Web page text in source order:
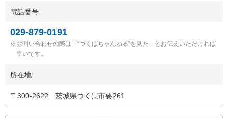
電話番号
029-879-0191
お問い合わせの際は「“つくばちゃんねる”を見た」とお伝えいただければ
幸いです。
所在地
〒 300-2622 茨城県つくば市要261